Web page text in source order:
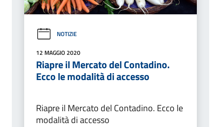
NOTIZIE
12 MAGGIO 2020
Riapre il Mercato del Contadino.
Ecco le modalità di accesso
Riapre il Mercato del Contadino. Ecco le
modalità di accesso